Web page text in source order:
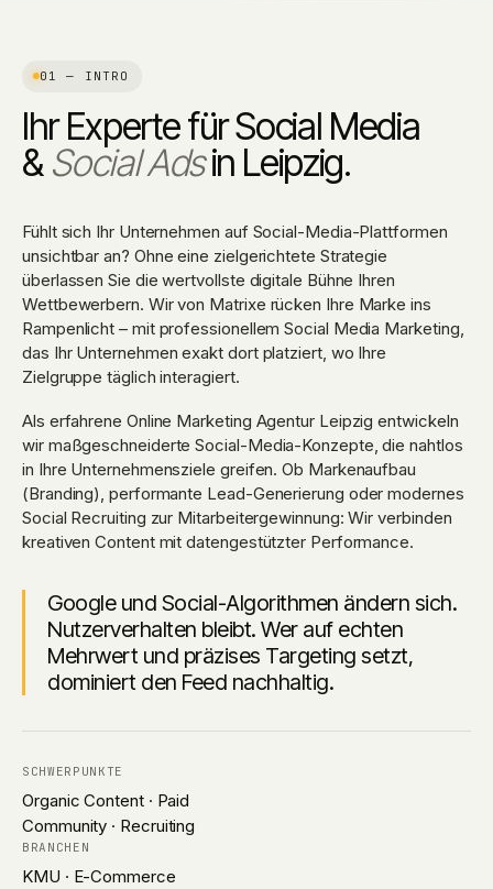
01 — INTRO
Ihr Experte für Social Media
&Social Adsin Leipzig.
Fühlt sich Ihr Unternehmen auf Social-Media-Plattformen
unsichtbar an? Ohne eine zielgerichtete Strategie
überlassen Sie die wertvollste digitale Bühne Ihren
Wettbewerbern. Wir von Matrixe rücken Ihre Marke ins
Rampenlicht – mit professionellemSocial Media Marketing
das Ihr Unternehmen exakt dort platziert, wo Ihre
Zielgruppe täglich interagiert.
Als erfahrene Online Marketing Agentur Leipzig entwickeln
wir maßgeschneiderte Social-Media-Konzepte, die nahtlos
in Ihre Unternehmensziele greifen. Ob Markenaufbau
(Branding), performante Lead-Generierung oder modernes
Social Recruiting zur Mitarbeitergewinnung: Wir verbinden
kreativen Content mit datengestützter Performance.
Google und Social-Algorithmen ändern sich.
Nutzerverhalten bleibt. Wer auf echten
Mehrwert und präzises Targeting setzt,
dominiert den Feed nachhaltig.
SCHWERPUNKTE
Organic Content · Paid
Community · Recruiting
BRANCHEN
KMU · E-Commerce